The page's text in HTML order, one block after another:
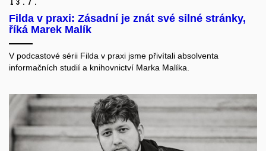
13. 7.
Filda v praxi: Zásadní je znát své silné stránky,
říká Marek Malík
V podcastové sérii Filda v praxi jsme přivítali absolventa
informačních studií a knihovnictví Marka Malíka.